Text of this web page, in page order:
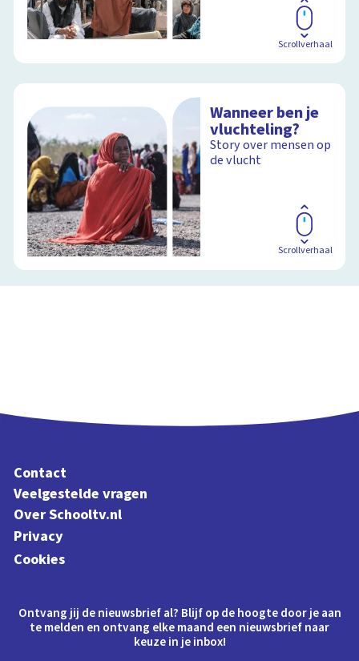
Scrollverhaal
Wanneer ben je
vluchteling?
Story over mensen op
de vlucht
Scrollverhaal
Contact
Veelgestelde vragen
Over Schooltv.nl
Privacy
Cookies
Ontvang jij de nieuwsbrief al? Blijf op de hoogte door je aan
te melden en ontvang elke maand een nieuwsbrief naar
keuze in je inbox!